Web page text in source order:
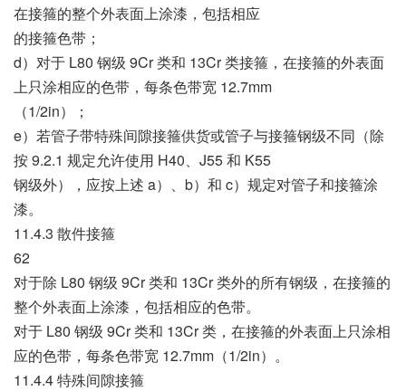
在接箍的整个外表面上涂漆，包括相应
的接箍色带；
d）对于 L80 钢级 9Cr 类和 13Cr 类接箍，在接箍的外表面
上只涂相应的色带，每条色带宽 12.7mm
（1/2in）；
e）若管子带特殊间隙接箍供货或管子与接箍钢级不同（除
按 9.2.1 规定允许使用 H40、J55 和 K55
钢级外），应按上述 a）、b）和 c）规定对管子和接箍涂
漆。
11.4.3 散件接箍
62
对于除 L80 钢级 9Cr 类和 13Cr 类外的所有钢级，在接箍的
整个外表面上涂漆，包括相应的色带。
对于 L80 钢级 9Cr 类和 13Cr 类，在接箍的外表面上只涂相
应的色带，每条色带宽 12.7mm（1/2in）。
11.4.4 特殊间隙接箍